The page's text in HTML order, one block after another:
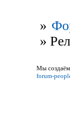
»
»
Мы
forum-